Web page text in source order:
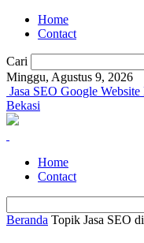
Home
Contact
Cari
Minggu, Agustus 9, 2026
Jasa SEO Google
Bekasi
Home
Contact
Beranda Topik Jasa SEO